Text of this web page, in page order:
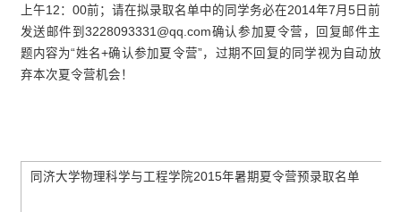
上午12：00前；请在拟录取名单中的同学务必在2014年7月5日前
发送邮件到3228093331@qq.com确认参加夏令营，回复邮件主
题内容为“姓名+确认参加夏令营”，过期不回复的同学视为自动放
弃本次夏令营机会！
同济大学物理科学与工程学院2015年暑期夏令营预录取名单